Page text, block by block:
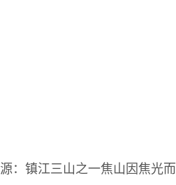
：镇江三山之一焦山因焦光而